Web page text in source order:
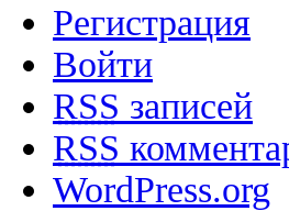
Регистрация
Войти
RSS записей
RSS
WordPress.org